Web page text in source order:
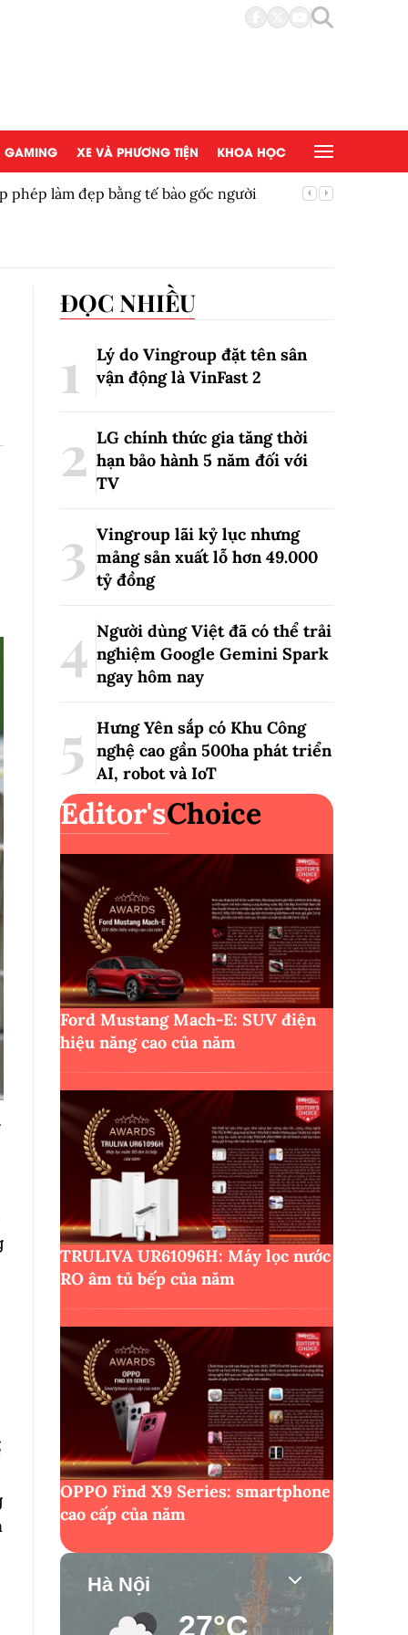
GAMING XE VÀ PHƯƠNG TIỆN KHOA HỌC
bằng tế bào gốc người
ĐỌC NHIỀU
Lý do Vingroup đặt tên sân
vận động là VinFast2
LG chính thức gia tăng thời
hạn bảo hành 5 năm đối với
TV
Vingroup lãi kỷ lục nhưng
mảng sản xuất lỗ hơn 49.000
tỷ đồng
Người dùng Việt đã có thể trải
nghiệm Google Gemini Spark
ngay hôm nay
Hưng Yên sắp có Khu Công
nghệ cao gần 500ha phát triển
AI, robot và IoT
Editor'sChoice
Ford Mustang Mach-E: SUV điện
hiệu năng cao của năm
TRULIVA UR61096H: Máy lọc nước
RO âm tủ bếp của năm
OPPO Find X9 Series: smartphone
cao cấp của năm
Hà Nội
27°C